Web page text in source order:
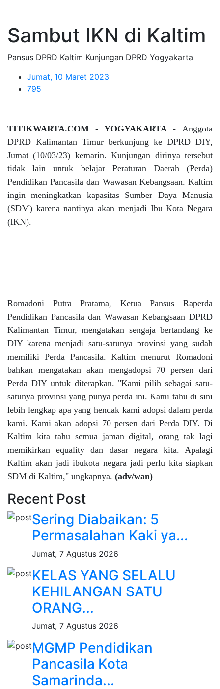
Sambut IKN di Kaltim
Pansus DPRD Kaltim Kunjungan DPRD Yogyakarta
Jumat, 10 Maret 2023
795
TITIKWARTA.COM - YOGYAKARTA - Anggota
DPRD Kalimantan Timur berkunjung ke DPRD DIY,
Jumat (10/03/23) kemarin. Kunjungan dirinya tersebut
tidak lain untuk belajar Peraturan Daerah (Perda)
Pendidikan Pancasila dan Wawasan Kebangsaan. Kaltim
ingin meningkatkan kapasitas Sumber Daya Manusia
(SDM) karena nantinya akan menjadi Ibu Kota Negara
(IKN).
Romadoni Putra Pratama, Ketua Pansus Raperda
Pendidikan Pancasila dan Wawasan Kebangsaan DPRD
Kalimantan Timur, mengatakan sengaja bertandang ke
DIY karena menjadi satu-satunya provinsi yang sudah
memiliki Perda Pancasila. Kaltim menurut Romadoni
bahkan mengatakan akan mengadopsi 70 persen dari
Perda DIY untuk diterapkan. "Kami pilih sebagai satu-
satunya provinsi yang punya perda ini. Kami tahu di sini
lebih lengkap apa yang hendak kami adopsi dalam perda
kami. Kami akan adopsi 70 persen dari Perda DIY. Di
Kaltim kita tahu semua jaman digital, orang tak lagi
memikirkan equality dan dasar negara kita. Apalagi
Kaltim akan jadi ibukota negara jadi perlu kita siapkan
SDM di Kaltim," ungkapnya. (adv/wan)
Recent Post
Sering Diabaikan: 5
Permasalahan Kaki ya...
Jumat, 7 Agustus 2026
KELAS YANG SELALU
KEHILANGAN SATU
ORANG...
Jumat, 7 Agustus 2026
MGMP Pendidikan
Pancasila Kota
Samarinda...